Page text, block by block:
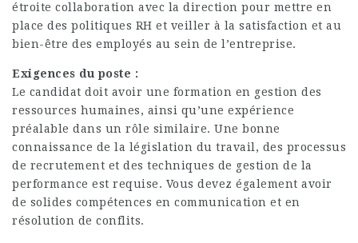
étroite collaboration avec la direction pour mettre en
place des politiques RH et veiller à la satisfaction et au
bien-être des employés au sein de l’entreprise.
Exigences du poste :
Le candidat doit avoir une formation en gestion des
ressources humaines, ainsi qu’une expérience
préalable dans un rôle similaire. Une bonne
connaissance de la législation du travail, des processus
de recrutement et des techniques de gestion de la
performance est requise. Vous devez également avoir
de solides compétences en communication et en
résolution de conflits.